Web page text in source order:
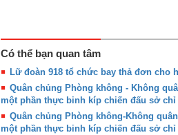
Có thể bạn quan tâm
Lữ đoàn 918 tổ chức bay thả đơn cho
Quân chủng Phòng không - Không
một phần thực binh kíp chiến đấu sở
Quân chủng Phòng không-Không
một phần thực binh kíp chiến đấu sở